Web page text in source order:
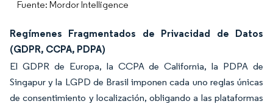
Fuente: Mordor Intelligence
Regímenes Fragmentados de Privacidad de Datos
(GDPR, CCPA, PDPA)
El GDPR de Europa, la CCPA de California, la PDPA de
Singapur y la LGPD de Brasil imponen cada uno reglas únicas
de consentimiento y localización, obligando a las plataformas